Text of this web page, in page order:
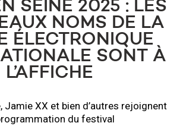
SEINE 2025 : LES
NOMS DE LA
ÉLECTRONIQUE
SONT À
L’AFFICHE
Jamie XX et bien d’autres rejoignent
du festival